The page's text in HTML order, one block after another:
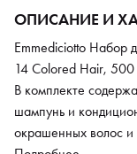
ОПИСАНИЕ И
Emmediciotto Набор
14 Colored Hair,
В комплекте
шампунь и
окрашенных волос и